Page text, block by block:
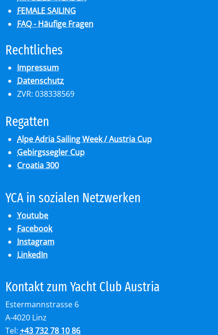
FEMALE SAILING
FAQ - Häufige Fragen
Recht­li­ches
Impressum
Datenschutz
ZVR: 038338569
Re­gat­ten
Alpe Adria Sailing Week / Austria Cup
Gebirgssegler Cup
Croatia 300
YCA in so­zia­len Netz­wer­ken
Youtube
Facebook
Instagram
LinkedIn
Kon­takt zum Yacht Club Aus­tria
Estermannstrasse 6
A-4020 Linz
Tel:+43 732 78 10 86